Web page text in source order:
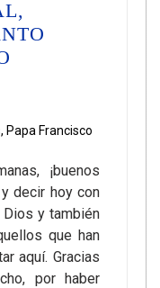
, Papa Francisco
¡buenos
decir hoy con
Dios y también
que han
aquí. Gracias
por haber